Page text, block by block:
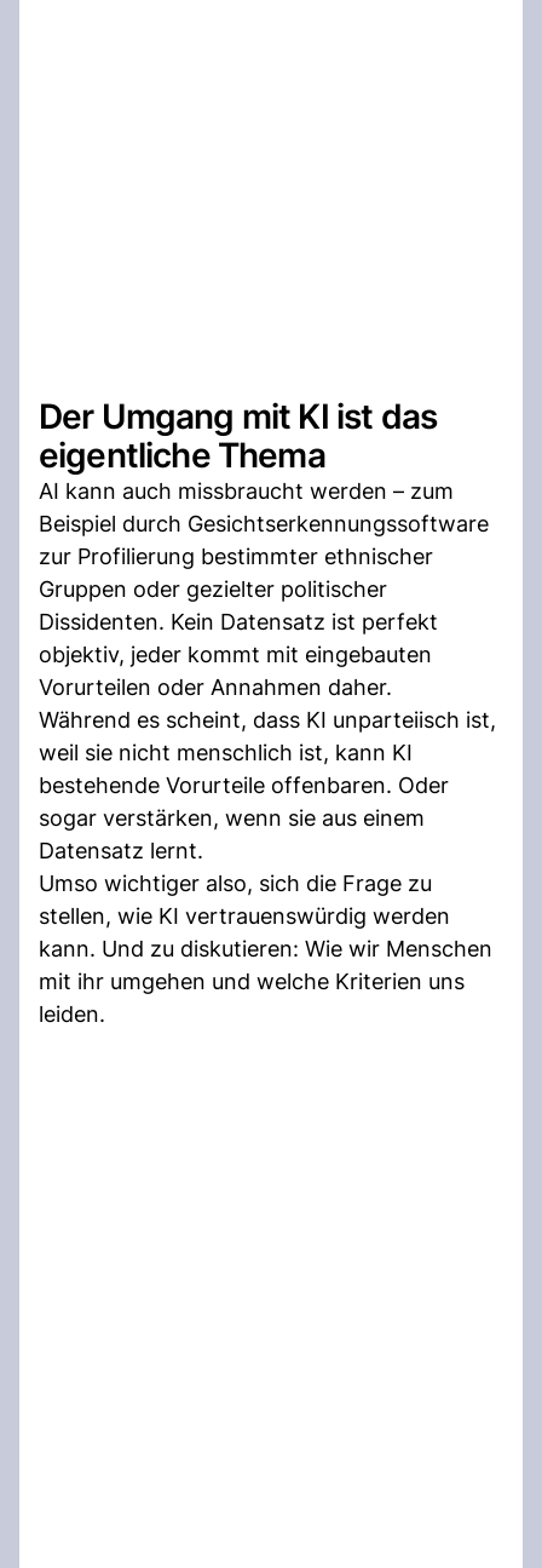
Der Umgang mit KI ist das
eigentliche Thema
AI kann auch missbraucht werden – zum
Beispiel durch Gesichtserkennungssoftware
zur Profilierung bestimmter ethnischer
Gruppen oder gezielter politischer
Dissidenten. Kein Datensatz ist perfekt
objektiv, jeder kommt mit eingebauten
Vorurteilen oder Annahmen daher.
Während es scheint, dass KI unparteiisch ist,
weil sie nicht menschlich ist, kann KI
bestehende Vorurteile offenbaren. Oder
sogar verstärken, wenn sie aus einem
Datensatz lernt.
Umso wichtiger also, sich die Frage zu
stellen, wie KI vertrauenswürdig werden
kann. Und zu diskutieren: Wie wir Menschen
mit ihr umgehen und welche Kriterien uns
leiden.